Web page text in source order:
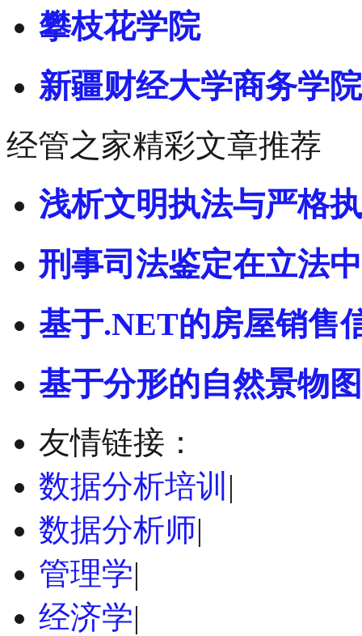
攀枝花学院
新疆财经大学商务学院
经管之家精彩文章推荐
浅析文明执法与严格
刑事司法鉴定在立法
基于.NET的房屋销售
基于分形的自然景物
友情链接：
数据分析培训 |
数据分析师|
管理学|
经济学|